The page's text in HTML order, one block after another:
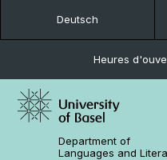
Deutsch
Heures
Department of
Languages and